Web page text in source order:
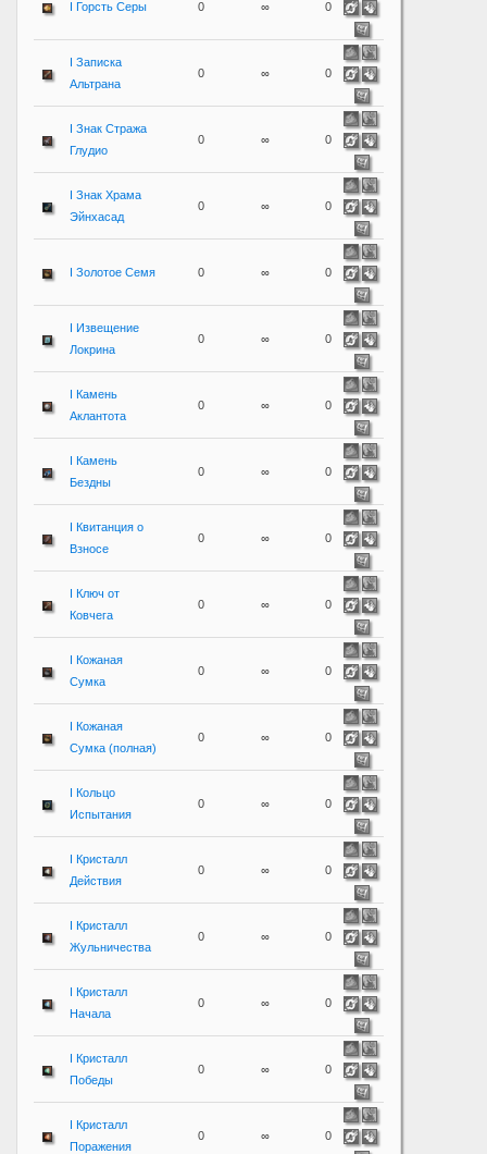
I Горсть Серы 0 ∞ 0
I Записка
Альтрана
0 ∞ 0
I Знак Стража
Глудио
0 ∞ 0
I Знак Храма
Эйнхасад
0 ∞ 0
I Золотое Семя 0 ∞ 0
I Извещение
Локрина
0 ∞ 0
I Камень
Аклантота
0 ∞ 0
I Камень
Бездны
0 ∞ 0
I Квитанция о
Взносе
0 ∞ 0
I Ключ от
Ковчега
0 ∞ 0
I Кожаная
Сумка
0 ∞ 0
I Кожаная
Сумка (полная)
0 ∞ 0
I Кольцо
Испытания
0 ∞ 0
I Кристалл
Действия
0 ∞ 0
I Кристалл
Жульничества
0 ∞ 0
I Кристалл
Начала
0 ∞ 0
I Кристалл
Победы
0 ∞ 0
I Кристалл
Поражения
0 ∞ 0